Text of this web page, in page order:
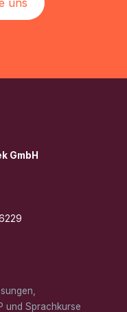
uns
GmbH
und Sprachkurse